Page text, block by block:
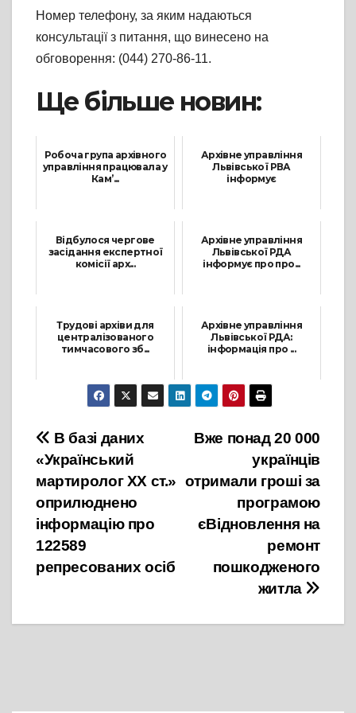
Номер телефону, за яким надаються
консультації з питання, що винесено на
обговорення: (044) 270-86-11.
Ще більше новин:
Робоча група архівного
управління працювала у
Кам’...
Архівне управління
Львівської РВА
інформує
Відбулося чергове
засідання експертної
комісії арх...
Архівне управління
Львівської РДА
інформує про про...
Трудові архіви для
централізованого
тимчасового зб...
1 Лютого, 2023
Архівне управління
Львівської РДА:
інформація про ...
20 Жовтня, 2023
Навігація
записів
Вже понад 20 000
українців
отримали гроші за
програмою
єВідновлення на
ремонт
пошкодженого
житла
В базі даних
«Український
мартиролог XX ст.»
оприлюднено
інформацію про
122589
репресованих осіб